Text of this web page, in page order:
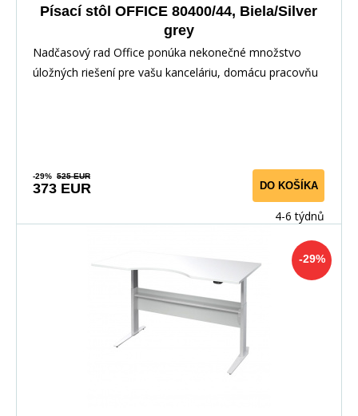
Písací stôl OFFICE 80400/44, Biela/Silver
grey
Nadčasový rad Office ponúka nekonečné množstvo
úložných riešení pre vašu kanceláriu, domácu pracovňu
-29% 525 EUR
373 EUR DO KOŠÍKA
4-6 týdnů
-29%